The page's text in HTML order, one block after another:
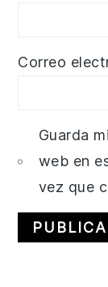
Correo
Guarda
web en
vez que